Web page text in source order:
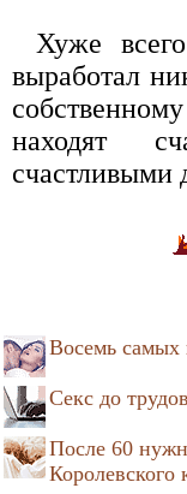
Хуже
выработал
находят
счастливыми
Восемь самых
Секс до
После 60
Королевского